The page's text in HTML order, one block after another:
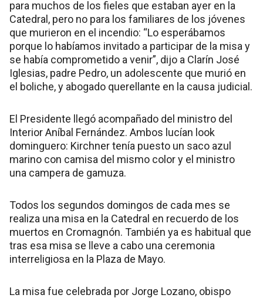
para muchos de los fieles que estaban ayer en la
Catedral, pero no para los familiares de los jóvenes
que murieron en el incendio: “Lo esperábamos
porque lo habíamos invitado a participar de la misa y
se había comprometido a venir”, dijo a Clarín José
Iglesias, padre Pedro, un adolescente que murió en
el boliche, y abogado querellante en la causa judicial.
El Presidente llegó acompañado del ministro del
Interior Aníbal Fernández. Ambos lucían look
dominguero: Kirchner tenía puesto un saco azul
marino con camisa del mismo color y el ministro
una campera de gamuza.
Todos los segundos domingos de cada mes se
realiza una misa en la Catedral en recuerdo de los
muertos en Cromagnón. También ya es habitual que
tras esa misa se lleve a cabo una ceremonia
interreligiosa en la Plaza de Mayo.
La misa fue celebrada por Jorge Lozano, obispo